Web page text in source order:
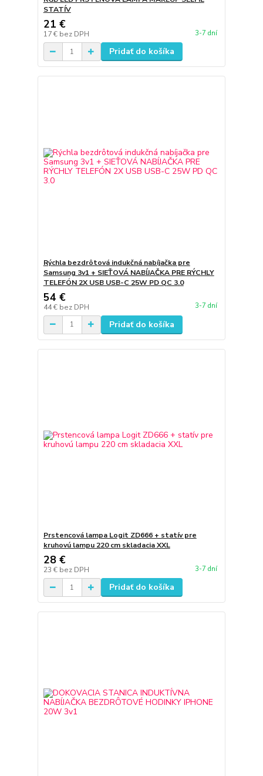
STATÍV
21 €
17 € bez DPH 3-7 dní
Pridať do košíka
Rýchla bezdrôtová indukčná nabíjačka pre
Samsung 3v1 + SIEŤOVÁ NABÍJAČKA PRE RÝCHLY
TELEFÓN 2X USB USB-C 25W PD QC 3.0
54 €
44 € bez DPH 3-7 dní
Pridať do košíka
Prstencová lampa Logit ZD666 + statív pre
kruhovú lampu 220 cm skladacia XXL
28 €
23 € bez DPH 3-7 dní
Pridať do košíka